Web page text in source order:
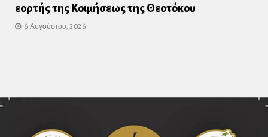
εορτής της Κοιμήσεως της Θεοτόκου
6 Αυγούστου, 2026